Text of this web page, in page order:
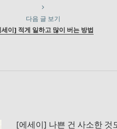
다음 글 보기
이] 적게 일하고 많이 버는 방법
[에세이] 나쁜 건 사소한 것